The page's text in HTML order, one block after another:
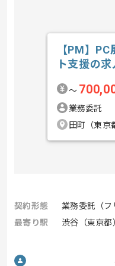
【PM】
ト支援の
〜
業務委託
田町（東京
契約形態
業務委託（フ
最寄り駅
渋谷（東京